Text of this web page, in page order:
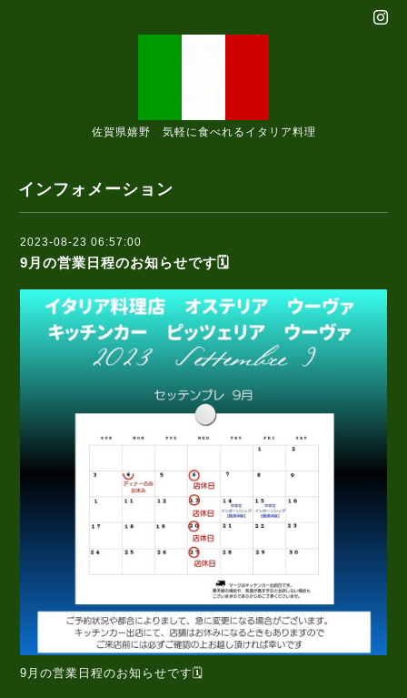
佐賀県嬉野 気軽に食べれるイタリア料理
インフォメーション
2023-08-23 06:57:00
9月の営業日程のお知らせです🗓️
9月の営業日程のお知らせです🗓️